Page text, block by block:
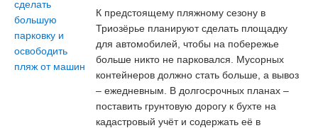
К предстоящему пляжному сезону в
Триозёрье планируют сделать площадку
для автомобилей, чтобы на побережье
больше никто не парковался. Мусорных
контейнеров должно стать больше, а вывоз
– ежедневным. В долгосрочных планах –
поставить грунтовую дорогу к бухте на
кадастровый учёт и содержать её в